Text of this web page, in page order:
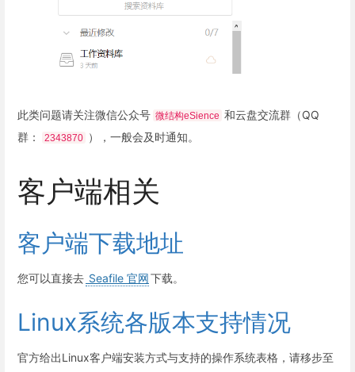
此类问题请关注微信公众号 微结构eSience 和云盘交流群（QQ
群：
2343870 ），一般会及时通知。
客户端相关
客户端下载地址
您可以直接去 Seafile 官网下载。
Linux系统各版本支持情况
官方给出Linux客户端安装方式与支持的操作系统表格，请移步至